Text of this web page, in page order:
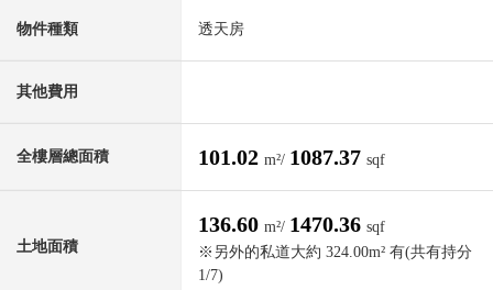
物件種類 透天房
其他費用
全樓層總面積 101.02 m²/ 1087.37 sqf
土地面積
136.60 m²/ 1470.36 sqf
※另外的私道大約 324.00m² 有(共有持分
1/7)